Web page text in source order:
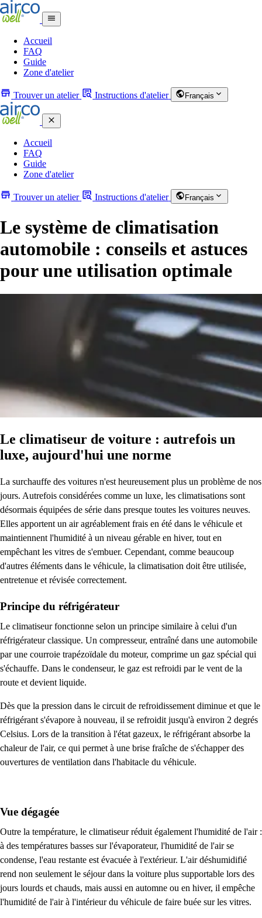
Accueil
FAQ
Guide
Zone d'atelier
Trouver un atelier Instructions d'atelier Français
Accueil
FAQ
Guide
Zone d'atelier
Trouver un atelier Instructions d'atelier Français
Le système de climatisation
automobile : conseils et astuces
pour une utilisation optimale
Le climatiseur de voiture : autrefois un
luxe, aujourd'hui une norme
La surchauffe des voitures n'est heureusement plus un problème de nos
jours. Autrefois considérées comme un luxe, les climatisations sont
désormais équipées de série dans presque toutes les voitures neuves.
Elles apportent un air agréablement frais en été dans le véhicule et
maintiennent l'humidité à un niveau gérable en hiver, tout en
empêchant les vitres de s'embuer. Cependant, comme beaucoup
d'autres éléments dans le véhicule, la climatisation doit être utilisée,
entretenue et révisée correctement.
Principe du réfrigérateur
Le climatiseur fonctionne selon un principe similaire à celui d'un
réfrigérateur classique. Un compresseur, entraîné dans une automobile
par une courroie trapézoïdale du moteur, comprime un gaz spécial qui
s'échauffe. Dans le condenseur, le gaz est refroidi par le vent de la
route et devient liquide.
Dès que la pression dans le circuit de refroidissement diminue et que le
réfrigérant s'évapore à nouveau, il se refroidit jusqu'à environ 2 degrés
Celsius. Lors de la transition à l'état gazeux, le réfrigérant absorbe la
chaleur de l'air, ce qui permet à une brise fraîche de s'échapper des
ouvertures de ventilation dans l'habitacle du véhicule.
Vue dégagée
Outre la température, le climatiseur réduit également l'humidité de l'air :
à des températures basses sur l'évaporateur, l'humidité de l'air se
condense, l'eau restante est évacuée à l'extérieur. L'air déshumidifié
rend non seulement le séjour dans la voiture plus supportable lors des
jours lourds et chauds, mais aussi en automne ou en hiver, il empêche
l'humidité de l'air à l'intérieur du véhicule de faire buée sur les vitres.